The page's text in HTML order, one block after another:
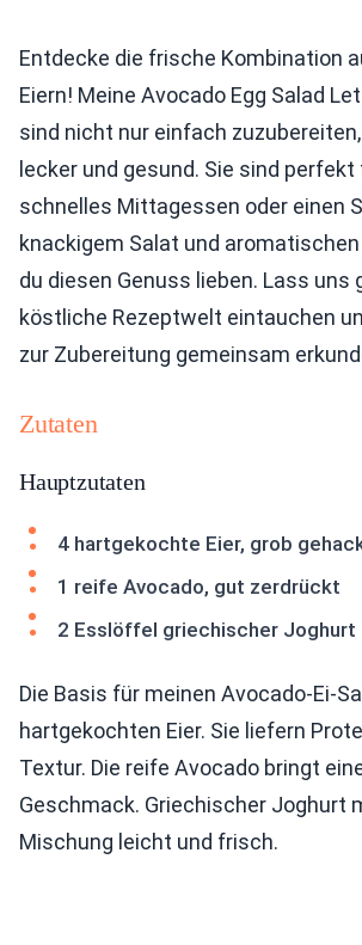
Entdecke die frische Kombination
Eiern! Meine Avocado Egg Salad
sind nicht nur einfach
lecker und gesund. Sie sind perfekt
schnelles Mittagessen oder einen
knackigem Salat und
du diesen Genuss lieben. Lass uns
köstliche Rezeptwelt eintauchen
zur Zubereitung gemeinsam
Zutaten
Hauptzutaten
4 hartgekochte Eier, grob
1 reife Avocado, gut zerdrückt
2 Esslöffel griechischer Joghurt
Die Basis für meinen Avocado-Ei-
hartgekochten Eier. Sie liefern
Textur. Die reife Avocado bringt
Geschmack. Griechischer Joghurt
Mischung leicht und frisch.